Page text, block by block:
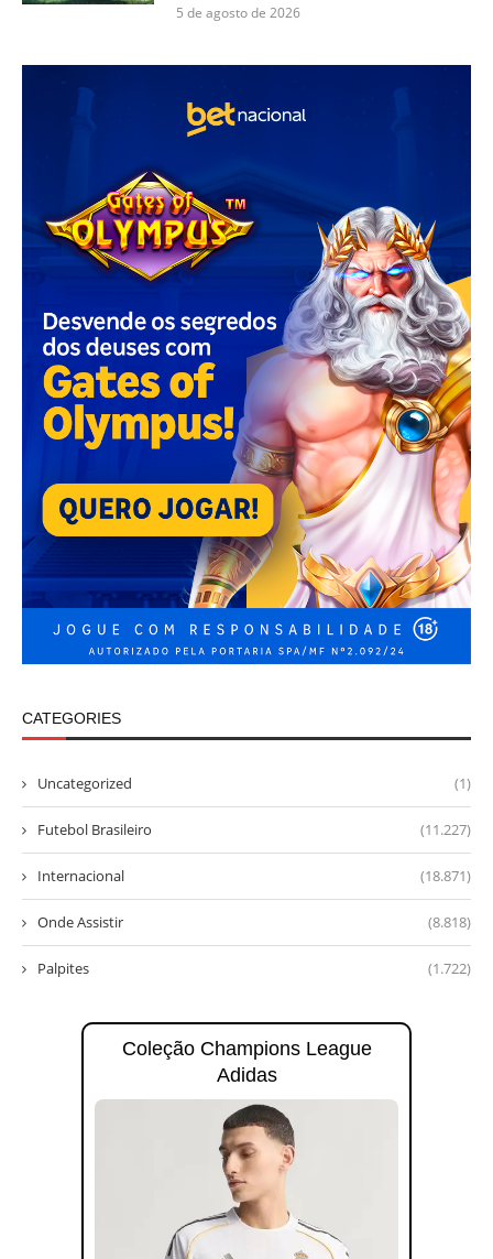
5 de agosto de 2026
CATEGORIES
Uncategorized (1)
Futebol Brasileiro (11.227)
Internacional (18.871)
Onde Assistir (8.818)
Palpites (1.722)
Coleção Champions League
Adidas